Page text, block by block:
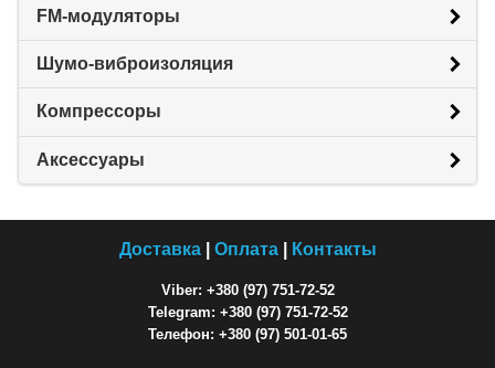
FM-модуляторы
Шумо-виброизоляция
Компрессоры
Аксессуары
Доставка| Оплата| Контакты
Viber: +380 (97) 751-72-52
Telegram: +380 (97) 751-72-52
Телефон: +380 (97) 501-01-65